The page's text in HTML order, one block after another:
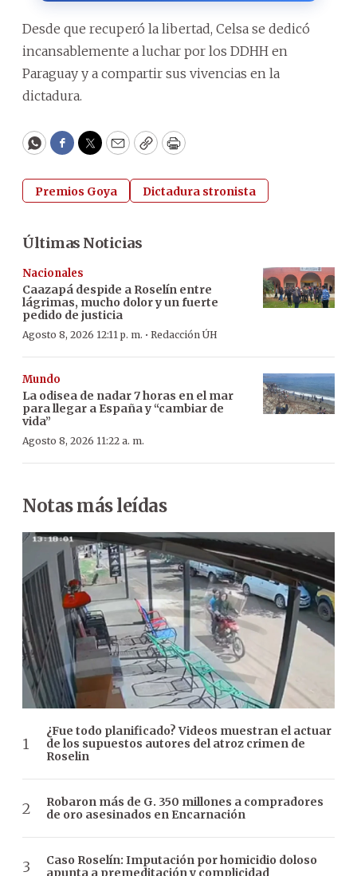
Desde que recuperó la libertad, Celsa se dedicó
incansablemente a luchar por los DDHH en
Paraguay y a compartir sus vivencias en la
dictadura.
WhatsApp
Facebook
Twitter
EmailCopyPrint
Premios Goya Dictadura stronista
Últimas Noticias
Nacionales
Caazapá despide a Roselín entre
lágrimas, mucho dolor y un fuerte
pedido de justicia
Agosto 8, 2026 12:11 p. m. · Redacción ÚH
Mundo
La odisea de nadar 7 horas en el mar
para llegar a España y “cambiar de
vida”
Agosto 8, 2026 11:22 a. m.
Notas más leídas
¿Fue todo planificado? Videos muestran el actuar
de los supuestos autores del atroz crimen de
Roselin
Robaron más de G. 350 millones a compradores
de oro asesinados en Encarnación
Caso Roselín: Imputación por homicidio doloso
apunta a premeditación y complicidad